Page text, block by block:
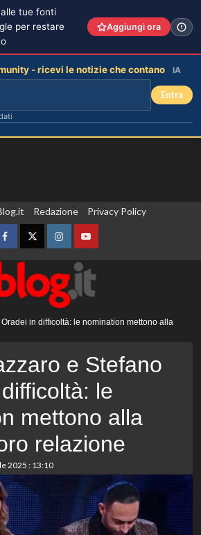
Redazione Privacy Policy
FacebookTwitterInstagramYouTube
in difficoltà: le nomination mettono alla
e Stefano
le
mettono alla
relazione
2025 : 13:10
alle tue fonti
per restare
Aggiungi ora
- ricevi le notizie che contano IA
Entra